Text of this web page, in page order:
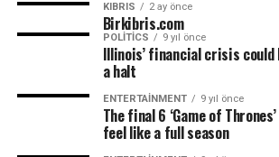
KIBRIS 2 ay önce
Birkibris.com
POLITICS 9 yıl önce
Illinois’ financial crisis
a halt
ENTERTAINMENT 9 yıl önce
The final 6 ‘Game of
feel like a full season